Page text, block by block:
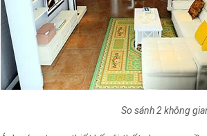
So sánh 2 không